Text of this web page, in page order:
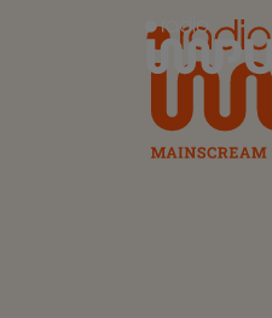
Radio Impuls